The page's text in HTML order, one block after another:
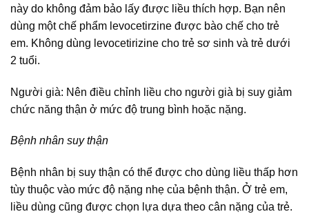
này do không đảm bảo lấy được liều thích hợp. Bạn nên
dùng một chế phẩm levocetirzine được bào chế cho trẻ
em. Không dùng levocetirizine cho trẻ sơ sinh và trẻ dưới
2 tuổi.
Người già: Nên điều chỉnh liều cho người già bị suy giảm
chức năng thận ở mức độ trung bình hoặc nặng.
Bệnh nhân suy thận
Bệnh nhân bị suy thận có thể được cho dùng liều thấp hơn
tùy thuộc vào mức độ nặng nhẹ của bệnh thận. Ở trẻ em,
liều dùng cũng được chọn lựa dựa theo cân nặng của trẻ.